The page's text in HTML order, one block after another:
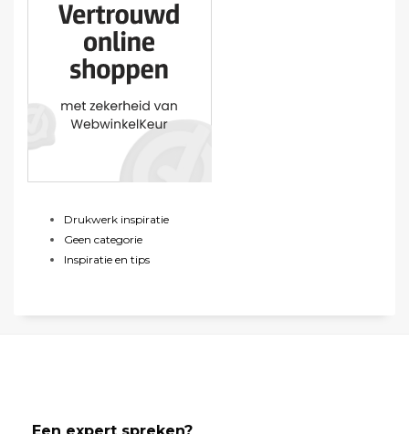
Drukwerk inspiratie
Geen categorie
Inspiratie en tips
Een expert spreken?